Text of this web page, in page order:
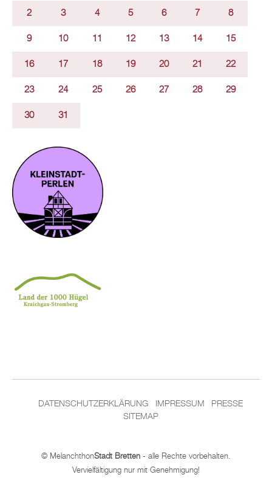
2 3 4 5 6 7 8
9 10 11 12 13 14 15
16 17 18 19 20 21 22
23 24 25 26 27 28 29
30 31
DATENSCHUTZERKLÄRUNG IMPRESSUM
PRESSE
SITEMAP
© MelanchthonStadt Bretten - alle Rechte vorbehalten.
Vervielfältigung nur mit Genehmigung!